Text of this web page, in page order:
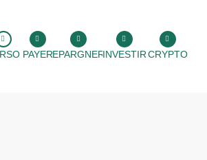
PAYEREPARGNERINVESTIRCRYPTO